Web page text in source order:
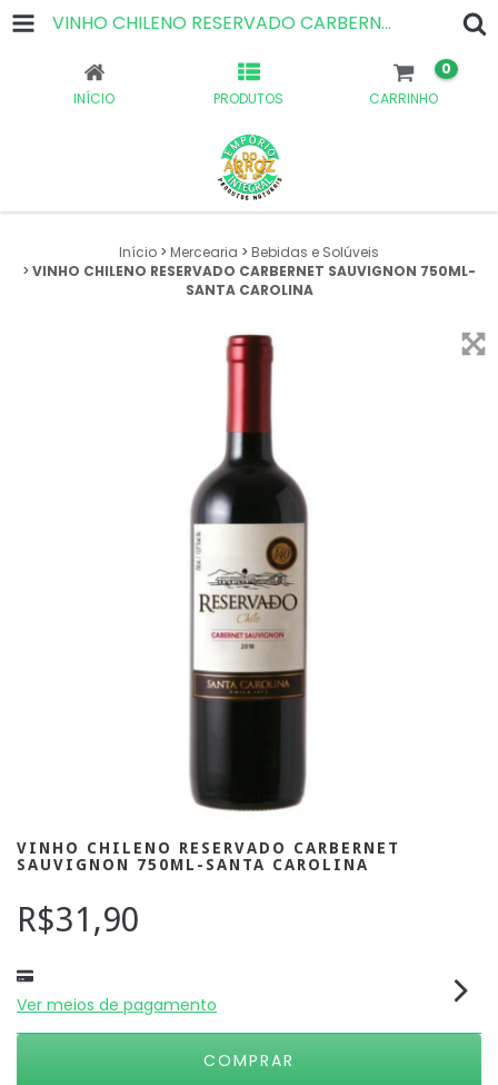
VINHO CHILENO RESERVADO CARBERNET SAUVIGNON 750ML-SANTA CAROLINA
INÍCIO PRODUTOS CARRINHO
0
Início > Mercearia > Bebidas e Solúveis
> VINHO CHILENO RESERVADO CARBERNET SAUVIGNON 750ML-
SANTA CAROLINA
VINHO CHILENO RESERVADO CARBERNET
SAUVIGNON 750ML-SANTA CAROLINA
R$31,90
Ver meios de pagamento